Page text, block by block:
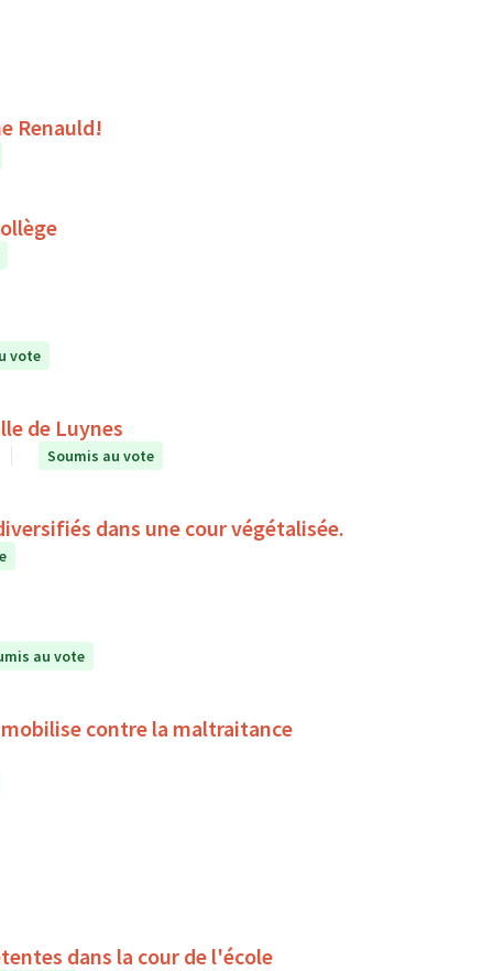
Renauld!
vote
de Luynes
Soumis au vote
dans une cour végétalisée.
au vote
contre la maltraitance
dans la cour de l'école